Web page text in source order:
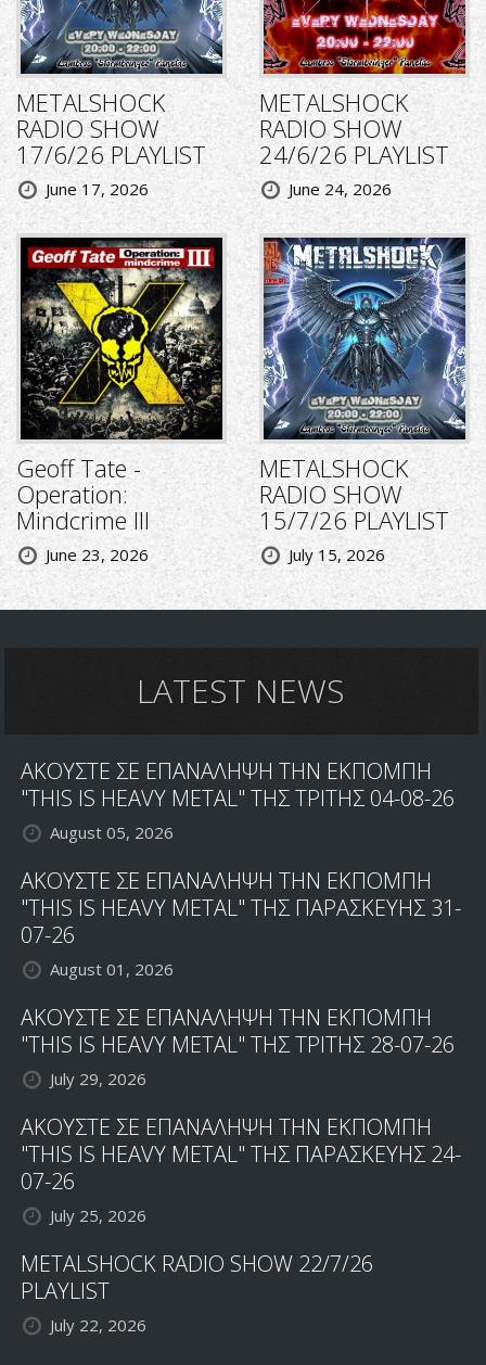
METALSHOCK
RADIO SHOW
17/6/26 PLAYLIST
June 17, 2026
METALSHOCK
RADIO SHOW
24/6/26 PLAYLIST
June 24, 2026
Geoff Tate -
Operation:
Mindcrime III
June 23, 2026
METALSHOCK
RADIO SHOW
15/7/26 PLAYLIST
July 15, 2026
LATEST NEWS
ΑΚΟΥΣΤΕ ΣΕ ΕΠΑΝΑΛΗΨΗ ΤΗΝ ΕΚΠΟΜΠΗ
"THIS IS HEAVY METAL" ΤΗΣ ΤΡΙΤΗΣ 04-08-26
August 05, 2026
ΑΚΟΥΣΤΕ ΣΕ ΕΠΑΝΑΛΗΨΗ ΤΗΝ ΕΚΠΟΜΠΗ
"THIS IS HEAVY METAL" ΤΗΣ ΠΑΡΑΣΚΕΥΗΣ 31-
07-26
August 01, 2026
ΑΚΟΥΣΤΕ ΣΕ ΕΠΑΝΑΛΗΨΗ ΤΗΝ ΕΚΠΟΜΠΗ
"THIS IS HEAVY METAL" ΤΗΣ ΤΡΙΤΗΣ 28-07-26
July 29, 2026
ΑΚΟΥΣΤΕ ΣΕ ΕΠΑΝΑΛΗΨΗ ΤΗΝ ΕΚΠΟΜΠΗ
"THIS IS HEAVY METAL" ΤΗΣ ΠΑΡΑΣΚΕΥΗΣ 24-
07-26
July 25, 2026
METALSHOCK RADIO SHOW 22/7/26
PLAYLIST
July 22, 2026